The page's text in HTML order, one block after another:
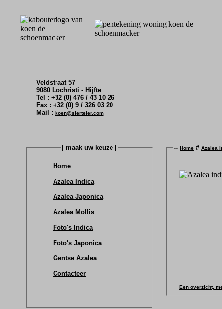
Veldstraat 57
9080 Lochristi - Hijfte
Tel : +32 (0) 476 / 43 10 26
Fax : +32 (0) 9 / 326 03 20
Mail : koen@sierteler.com
| maak uw keuze |
Home
Azalea Indica
Azalea Japonica
Azalea Mollis
Foto's Indica
Foto's Japonica
Gentse Azalea
Contacteer
-- Home # Azalea
Een overzicht,